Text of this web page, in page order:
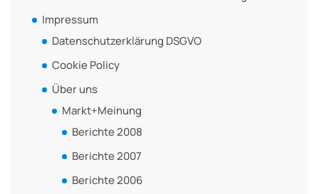
Impressum
Datenschutzerklärung DSGVO
Cookie Policy
Über uns
Markt+Meinung
Berichte 2008
Berichte 2007
Berichte 2006